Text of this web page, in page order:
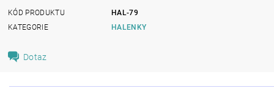
KÓD PRODUKTU
HAL-79
KATEGORIE
HALENKY
Dotaz